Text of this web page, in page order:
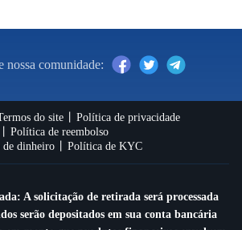
nossa comunidade:
do site
Política de privacidade
Política de reembolso
de dinheiro
Política de KYC
A solicitação de retirada será processada
serão depositados em sua conta bancária